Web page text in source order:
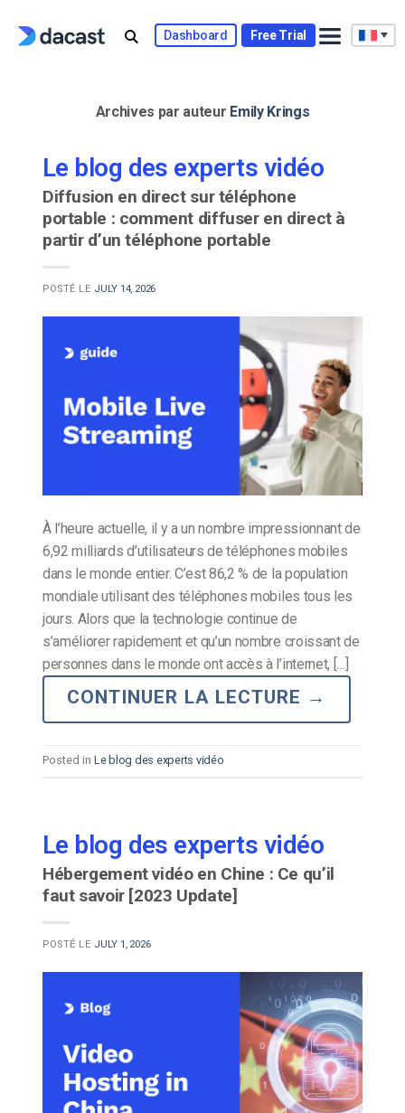
Dashboard Free Trial
Archives par auteur Emily Krings
Le blog des experts vidéo
Diffusion en direct sur téléphone
portable : comment diffuser en direct à
partir d’un téléphone portable
POSTÉ LE JULY 14, 2026
À l’heure actuelle, il y a un nombre impressionnant de
6,92 milliards d’utilisateurs de téléphones mobiles
dans le monde entier. C’est 86,2 % de la population
mondiale utilisant des téléphones mobiles tous les
jours. Alors que la technologie continue de
s’améliorer rapidement et qu’un nombre croissant de
personnes dans le monde ont accès à l’internet, […]
CONTINUER LA LECTURE →
Posted in Le blog des experts vidéo
Le blog des experts vidéo
Hébergement vidéo en Chine : Ce qu’il
faut savoir [2023 Update]
POSTÉ LE JULY 1, 2026